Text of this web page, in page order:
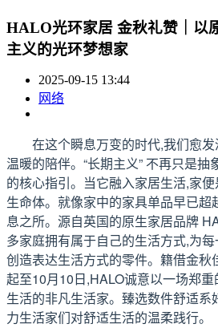
HALO光环家居 金秋礼赞｜以
主义的光环梦想家
2025-09-15 13:44
网络
在这个瞬息万变的时代,我们愈
温暖的陪伴。“长期主义” 不再只是
的核心指引。当它融入家居生活,家
生命体。就像家中的家具单品早已超
息之所。源自英国的原生家居品牌
多家庭拥有属于自己的生活方式,为
创造表达生活方式的零件。籍借金秋
起至10月10日,HALO诚意以一场郑
生活的非凡生活家。臻选数件舒适系
力生活家们对舒适生活的温柔践行。